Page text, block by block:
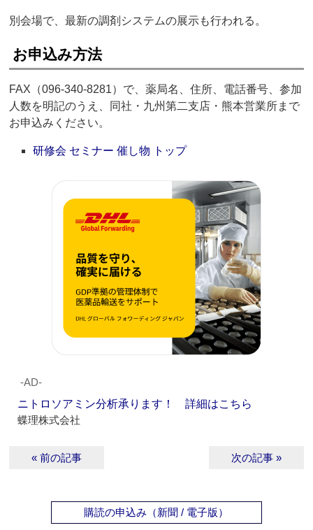
別会場で、最新の調剤システムの展示も行われる。
お申込み方法
FAX（096-340-8281）で、薬局名、住所、電話番号、参加
人数を明記のうえ、同社・九州第二支店・熊本営業所まで
お申込みください。
研修会 セミナー 催し物 トップ
‐AD‐
ニトロソアミン分析承ります！ 詳細はこちら
蝶理株式会社
« 前の記事 次の記事 »
購読の申込み（新聞 / 電子版）